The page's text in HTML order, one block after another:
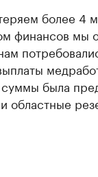
более 4
финансов мы
была